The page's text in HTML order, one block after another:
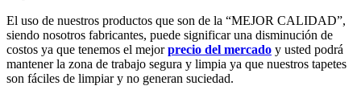
El uso de nuestros productos que son de la “MEJOR CALIDAD”,
siendo nosotros fabricantes, puede significar una disminución de
costos ya que tenemos el mejorprecio del mercado y usted podrá
mantener la zona de trabajo segura y limpia ya que nuestros tapetes
son fáciles de limpiar y no generan suciedad.